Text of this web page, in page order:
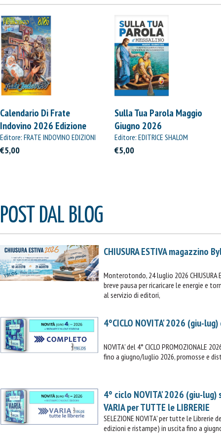
Calendario Di Frate
Indovino 2026 Edizione
Straordinaria
Editore: FRATE INDOVINO EDIZIONI
€5,00
Sulla Tua Parola Maggio
Giugno 2026
Editore: EDITRICE SHALOM
€5,00
POST DAL BLOG
CHIUSURA ESTIVA magazzino
Monterotondo, 24 luglio 2026 CHIUSURA
breve pausa per ricaricare le energie e
al servizio di editori,
4°CICLO NOVITA' 2026 (giu-
NOVITA' del 4° CICLO PROMOZIONALE
fino a giugno/luglio 2026, promosse e
4° ciclo NOVITA' 2026 (giu-lug)
VARIA per TUTTE le LIBRERIE
SELEZIONE NOVITA' per tutte le Librerie
edizioni e ristampe) in uscita fino a
IL MIO CARRELLO
Codice:
Confezione da
Quantità:
VAI AL CARRELLO
PROCEDI E PAGA